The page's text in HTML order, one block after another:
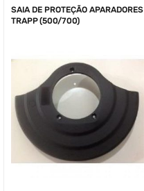
SAIA DE PROTEÇÃO APARADORES
TRAPP (500/700)